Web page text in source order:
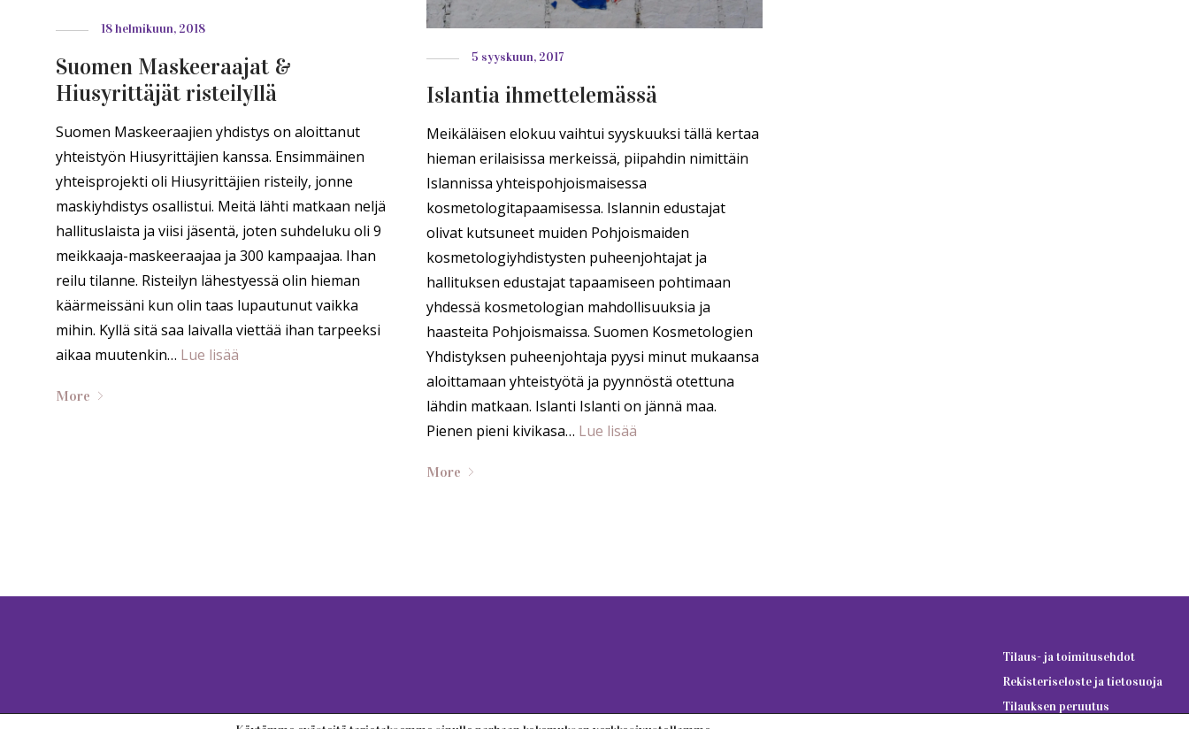
18 helmikuun, 2018
Suomen Maskeeraajat &
Hiusyrittäjät risteilyllä
Suomen Maskeeraajien yhdistys on aloittanut
yhteistyön Hiusyrittäjien kanssa. Ensimmäinen
yhteisprojekti oli Hiusyrittäjien risteily, jonne
maskiyhdistys osallistui. Meitä lähti matkaan neljä
hallituslaista ja viisi jäsentä, joten suhdeluku oli 9
meikkaaja-maskeeraajaa ja 300 kampaajaa. Ihan
reilu tilanne. Risteilyn lähestyessä olin hieman
käärmeissäni kun olin taas lupautunut vaikka
mihin. Kyllä sitä saa laivalla viettää ihan tarpeeksi
aikaa muutenkin… Lue lisää
More
5 syyskuun, 2017
Islantia ihmettelemässä
Meikäläisen elokuu vaihtui syyskuuksi tällä kertaa
hieman erilaisissa merkeissä, piipahdin nimittäin
Islannissa yhteispohjoismaisessa
kosmetologitapaamisessa. Islannin edustajat
olivat kutsuneet muiden Pohjoismaiden
kosmetologiyhdistysten puheenjohtajat ja
hallituksen edustajat tapaamiseen pohtimaan
yhdessä kosmetologian mahdollisuuksia ja
haasteita Pohjoismaissa. Suomen Kosmetologien
Yhdistyksen puheenjohtaja pyysi minut mukaansa
aloittamaan yhteistyötä ja pyynnöstä otettuna
lähdin matkaan. Islanti Islanti on jännä maa.
Pienen pieni kivikasa… Lue lisää
More
Tilaus- ja toimitusehdot
Rekisteriseloste ja tietosuoja
Tilauksen peruutus